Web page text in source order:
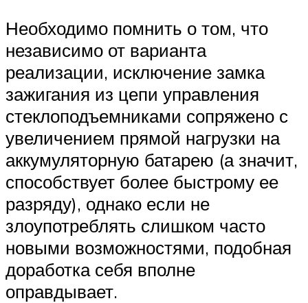
Необходимо помнить о том, что
независимо от варианта
реализации, исключение замка
зажигания из цепи управления
стеклоподъемниками сопряжено с
увеличением прямой нагрузки на
аккумуляторную батарею (а значит,
способствует более быстрому ее
разряду), однако если не
злоупотреблять слишком часто
новыми возможностями, подобная
доработка себя вполне
оправдывает.